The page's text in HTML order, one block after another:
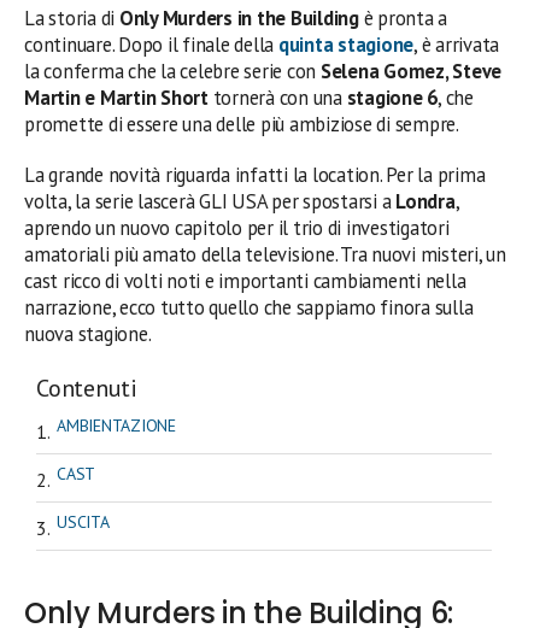
La storia di Only Murders in the Buildingè pronta a
continuare. Dopo il finale della quinta stagione, è arrivata
la conferma che la celebre serie con Selena Gomez, Steve
Martin e Martin Shorttornerà con una stagione 6, che
promette di essere una delle più ambiziose di sempre.
La grande novità riguarda infatti la location. Per la prima
volta, la serie lascerà GLI USA per spostarsi aLondra,
aprendo un nuovo capitolo per il trio di investigatori
amatoriali più amato della televisione. Tra nuovi misteri, un
cast ricco di volti noti e importanti cambiamenti nella
narrazione, ecco tutto quello che sappiamo finora sulla
nuova stagione.
Contenuti
AMBIENTAZIONE
CAST
USCITA
Only Murders in the Building 6: